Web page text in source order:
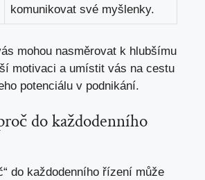
komunikovat své myšlenky.
mohou nasměrovat k hlubšímu
motivaci a umístit vás na cestu
potenciálu v podnikání.
do každodenního
do každodenního řízení může